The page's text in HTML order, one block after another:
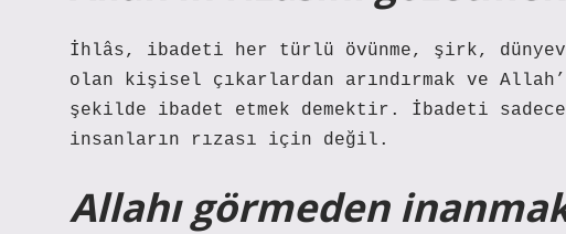
İhlâs, ibadeti her türlü övünme, şirk,
olan kişisel çıkarlardan arındırmak ve
şekilde ibadet etmek demektir. İbadeti
insanların rızası için değil.
Allahı görmeden